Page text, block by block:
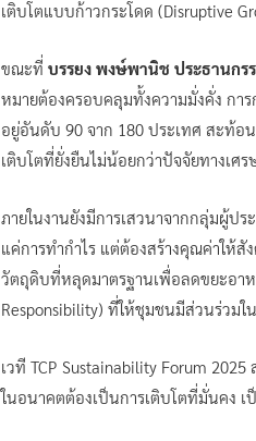
เติบโตแบบก้าวกระโดด (Disruptive
ขณะที่ บรรยง พงษ์พานิช ประธานกร
หมายต้องครอบคลุมทั้งความมั่งคั่ง กา
อยู่อันดับ 90 จาก 180 ประเทศ สะท้อ
เติบโตที่ยั่งยืนไม่น้อยกว่าปัจจัยทางเศร
ภายในงานยังมีการเสวนาจากกลุ่มผู้ป
แค่การทำกำไร แต่ต้องสร้างคุณค่าให้
วัตถุดิบที่หลุดมาตรฐานเพื่อลดขยะอาห
Responsibility) ที่ให้ชุมชนมีส่วนร่วมใ
เวที TCP Sustainability Forum
ในอนาคตต้องเป็นการเติบโตที่มั่นคง